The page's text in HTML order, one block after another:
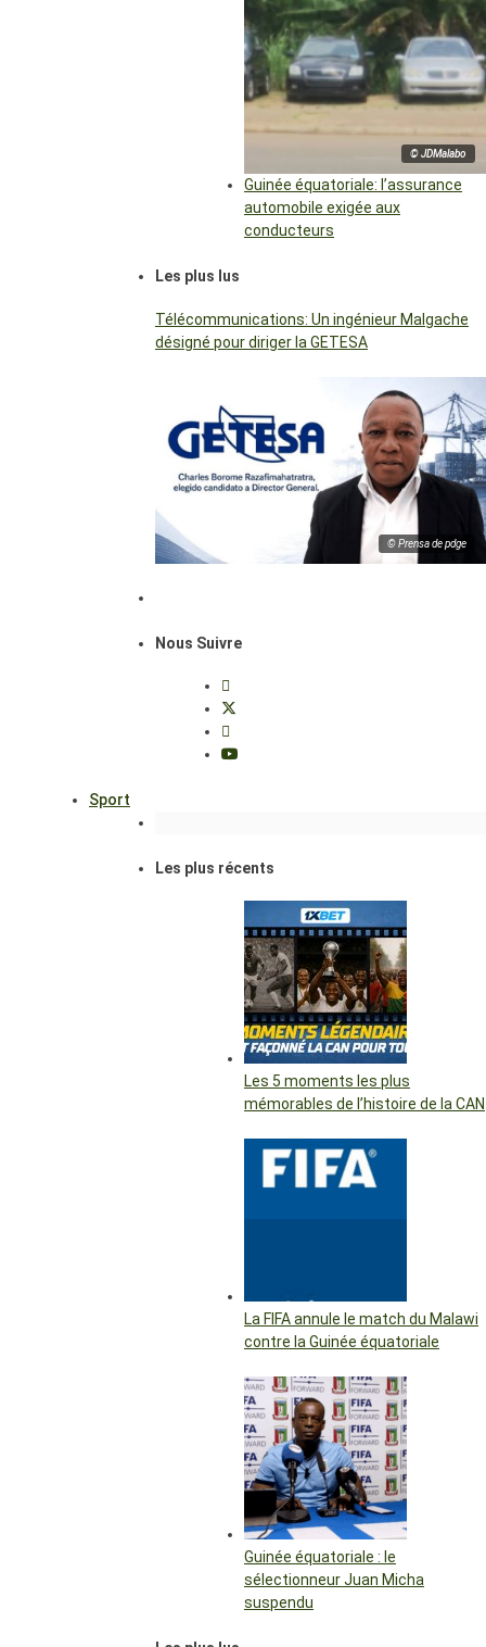
© JDMalabo
Guinée équatoriale: l’assurance
automobile exigée aux
conducteurs
Les plus lus
Télécommunications: Un ingénieur Malgache
désigné pour diriger la GETESA
© Prensa de pdge
Nous Suivre
Sport
Les plus récents
Les 5 moments les plus
mémorables de l’histoire de la CAN
La FIFA annule le match du Malawi
contre la Guinée équatoriale
Guinée équatoriale : le
sélectionneur Juan Micha
suspendu